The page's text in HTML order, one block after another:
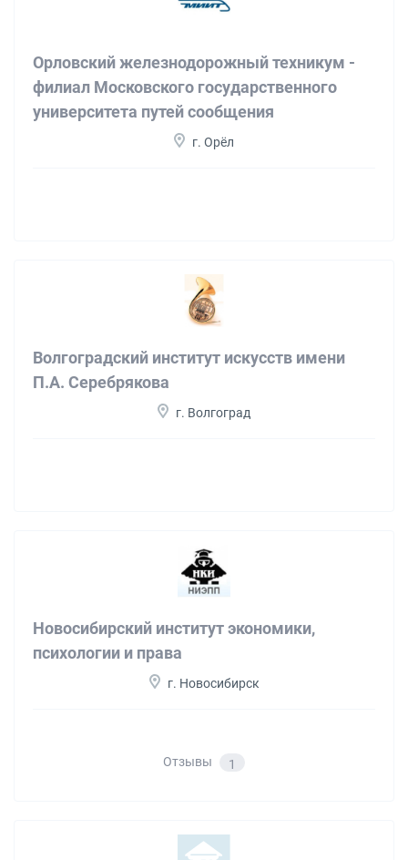
Орловский железнодорожный техникум -
филиал Московского государственного
университета путей сообщения
г. Орёл
Волгоградский институт искусств имени
П.А. Серебрякова
г. Волгоград
Новосибирский институт экономики,
психологии и права
г. Новосибирск
Отзывы 1